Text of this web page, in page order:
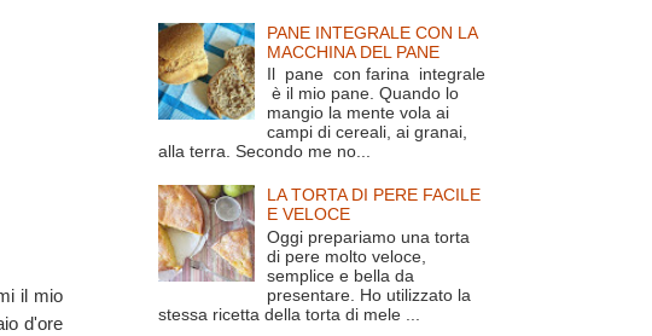
il mio
d'ore
PANE INTEGRALE CON LA
MACCHINA DEL PANE
Il pane con farina integrale
è il mio pane. Quando lo
mangio la mente vola ai
campi di cereali, ai granai,
alla terra. Secondo me no...
LA TORTA DI PERE FACILE
E VELOCE
Oggi prepariamo una torta
di pere molto veloce,
semplice e bella da
presentare. Ho utilizzato la
stessa ricetta della torta di mele ...